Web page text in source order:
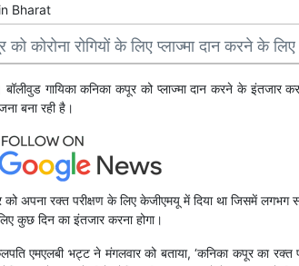
Bharat
कोरोना रोगियों के लिए प्लाज्मा दान करने के
बॉलीवुड गायिका कनिका कपूर को प्लाज्मा दान करने के इंतजार
बना रही है।
को अपना रक्त परीक्षण के लिए केजीएमयू में दिया था जिसमें
कुछ दिन का इंतजार करना होगा।
एमएलबी भट्ट ने मंगलवार को बताया, ‘कनिका कपूर का रक्त